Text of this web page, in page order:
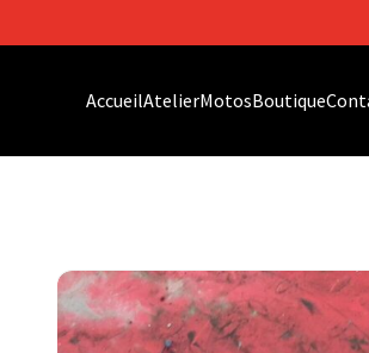
AccueilAtelierMotosBoutique